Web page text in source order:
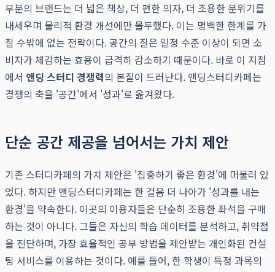
부분의 브랜드는 더 넓은 책상, 더 편한 의자, 더 조용한 분위기를
내세우며 물리적 환경 개선에만 몰두했다. 이는 명백한 한계를 가
질 수밖에 없는 전략이다. 공간의 질은 일정 수준 이상이 되면 소
비자가 체감하는 효용이 급격히 감소하기 때문이다. 바로 이 지점
에서 앤딩 스터디 경쟁력의 본질이 드러난다. 앤딩스터디카페는
경쟁의 축을 '공간'에서 '성과'로 옮겨왔다.
단순 공간 제공을 넘어서는 가치 제안
기존 스터디카페의 가치 제안은 '집중하기 좋은 환경'에 머물러 있
었다. 하지만 앤딩스터디카페는 한 걸음 더 나아가 '성과를 내는
환경'을 약속한다. 이곳의 이용자들은 단순히 조용한 좌석을 구매
하는 것이 아니다. 그들은 자신의 학습 데이터를 분석하고, 취약점
을 진단하며, 가장 효율적인 공부 방법을 제안받는 개인화된 컨설
팅 서비스를 이용하는 것이다. 예를 들어, 한 학생이 특정 과목의